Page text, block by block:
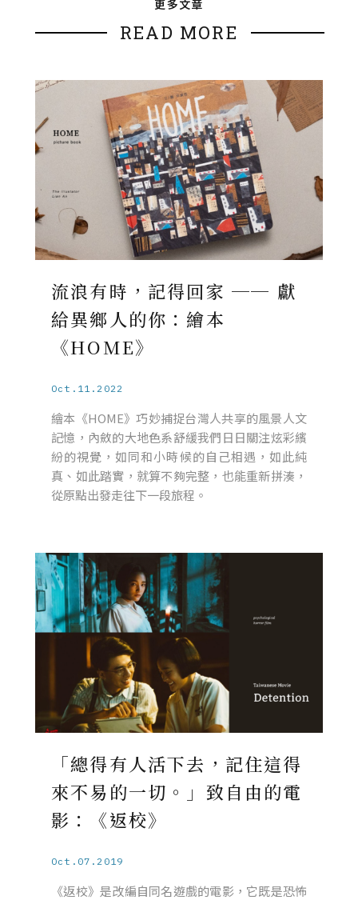
更多文章
READ MORE
流浪有時，記得回家 ── 獻
給異鄉人的你：繪本
《HOME》
Oct.11.2022
繪本《HOME》巧妙捕捉台灣人共享的風景人文
記憶，內斂的大地色系舒緩我們日日關注炫彩繽
紛的視覺，如同和小時候的自己相遇，如此純
真、如此踏實，就算不夠完整，也能重新拼湊，
從原點出發走往下一段旅程。
「總得有人活下去，記住這得
來不易的一切。」致自由的電
影：《返校》
Oct.07.2019
《返校》是改編自同名遊戲的電影，它既是恐怖